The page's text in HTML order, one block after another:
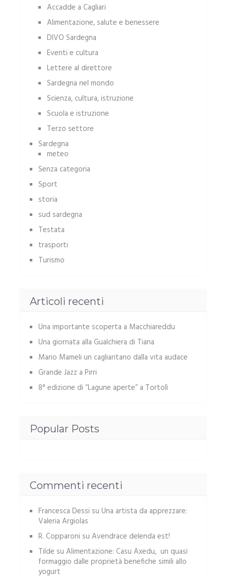
Accadde a Cagliari
Alimentazione, salute e benessere
DIVO Sardegna
Eventi e cultura
Lettere al direttore
Sardegna nel mondo
Scienza, cultura, istruzione
Scuola e istruzione
Terzo settore
Sardegna
meteo
Senza categoria
Sport
storia
sud sardegna
Testata
trasporti
Turismo
Articoli recenti
Una importante scoperta a Macchiareddu
Una giornata alla Gualchiera di Tiana
Mario Mameli un cagliaritano dalla vita audace
Grande Jazz a Pirri
8° edizione di “Lagune aperte” a Tortolì
Popular Posts
Commenti recenti
Francesca Dessi su Una artista da apprezzare:
Valeria Argiolas
R. Copparoni su Avendrace delenda est!
Tilde su Alimentazione: Casu Axedu, un quasi
formaggio dalle proprietà benefiche simili allo
yogurt